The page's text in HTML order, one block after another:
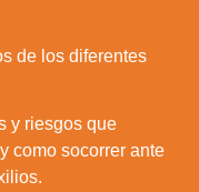
de los diferentes
y riesgos que
como socorrer ante